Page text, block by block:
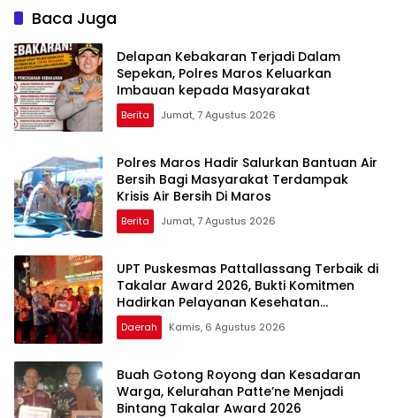
Takalar Menyalakan
Lentera Pengabdian
Melalui Malam Apresiasi
dan Inovasi Award 2026
Baca Juga
Delapan Kebakaran Terjadi Dalam
Sepekan, Polres Maros Keluarkan
Imbauan kepada Masyarakat
Berita Jumat, 7 Agustus 2026
Polres Maros Hadir Salurkan Bantuan Air
Bersih Bagi Masyarakat Terdampak
Krisis Air Bersih Di Maros
Berita Jumat, 7 Agustus 2026
UPT Puskesmas Pattallassang Terbaik di
Takalar Award 2026, Bukti Komitmen
Hadirkan Pelayanan Kesehatan
Berkualitas
Daerah Kamis, 6 Agustus 2026
Buah Gotong Royong dan Kesadaran
Warga, Kelurahan Patte’ne Menjadi
Bintang Takalar Award 2026